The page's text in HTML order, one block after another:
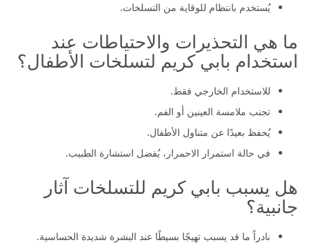
يُستخدم بانتظام للوقاية من التسلخات.
ما هي التحذيرات والاحتياطات عند
استخدام بابي كريم لتسلخات الأطفال؟
للاستخدام الخارجي فقط.
تجنب ملامسة العينين أو الفم.
يُحفظ بعيدًا عن متناول الأطفال.
في حالة استمرار الاحمرار، يُفضل استشارة الطبيب.
هل يسبب بابي كريم للتسلخات آثار
جانبية؟
نادراً ما قد يسبب تهيجًا بسيطًا عند البشرة شديدة الحساسية.